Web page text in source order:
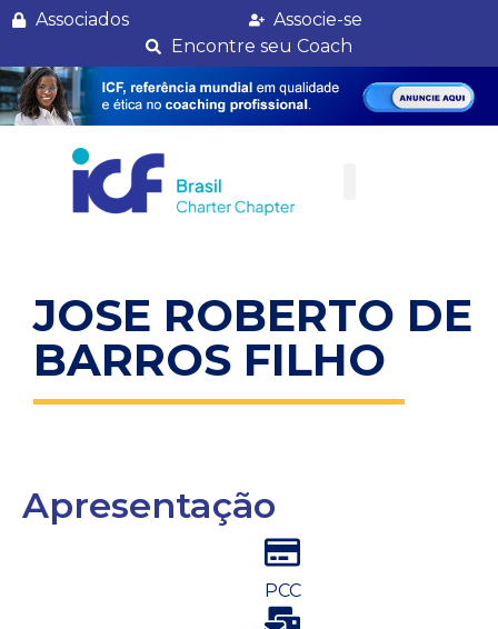
Associados
Associe-se
Encontre seu Coach
JOSE ROBERTO DE
BARROS FILHO
Apresentação
PCC